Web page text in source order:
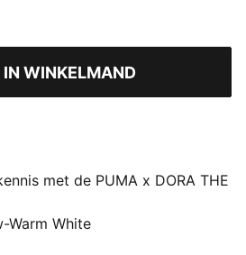
IN WINKELMAND
met de PUMA x DORA THE
door 's werelds
Bij deze sneakers
speelse karakter
Warm White